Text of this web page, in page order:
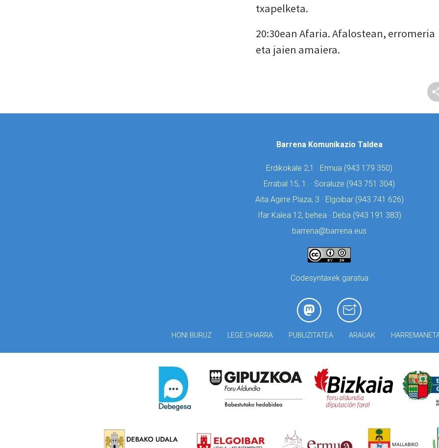
txapelketa.
20:30ean Afaria. Afalostean, erromeria
eta jaien amaiera.
Barrena Komunikazio Taldea
Erdikokale 2,1 · Ermua (943 179 350)
Errabal 15, 1. · Soraluze (943 751 304)
Aita Agirre Plaza, 3 · Elgoibar (943 741 626)
Ifar Kalea 12, behea · Deba (943 191 383)
barrena@barrena.eus
Codesyntaxek garatua
HONI BURUZ LEGE OHARRA PUBLIZITATEA ARAUAK